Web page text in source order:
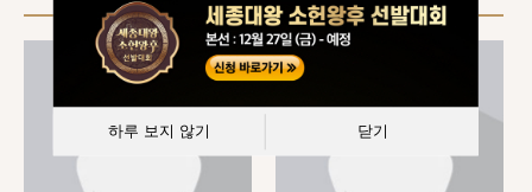
하루 보지 않기 닫기